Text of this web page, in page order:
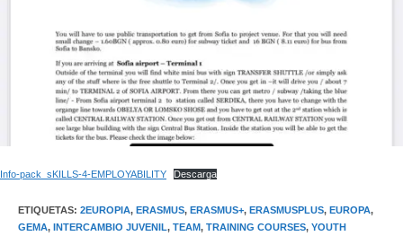
Info-pack_sKILLS-4-EMPLOYABILITY Descarga
ETIQUETAS: 2EUROPIA, ERASMUS, ERASMUS+, ERASMUSPLUS, EUROPA,
GEMA, INTERCAMBIO JUVENIL, TEAM, TRAINING COURSES, YOUTH